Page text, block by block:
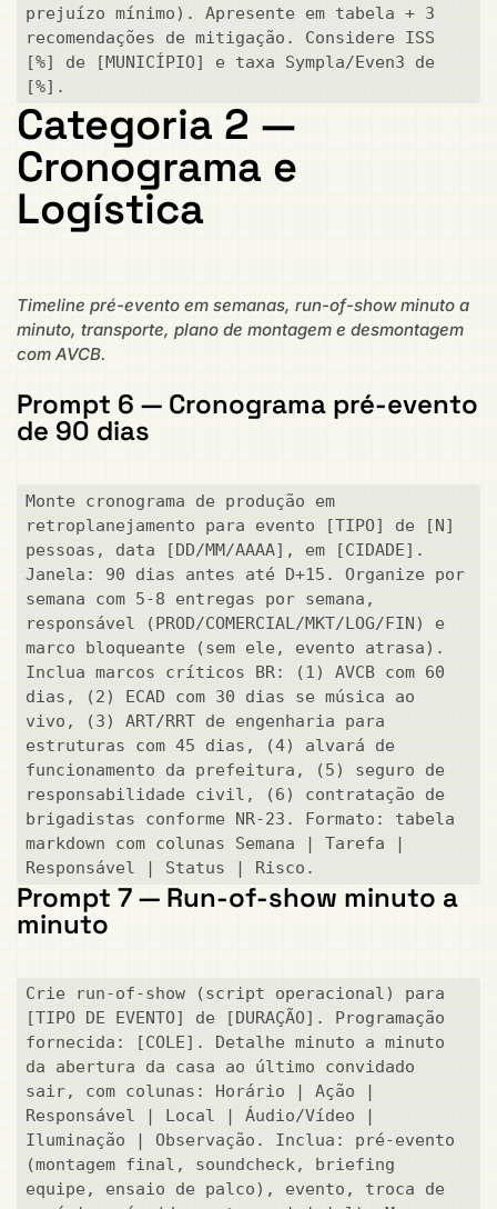
prejuízo mínimo). Apresente em tabela + 3
recomendações de mitigação. Considere ISS
[%] de [MUNICÍPIO] e taxa Sympla/Even3 de
[%].
Categoria 2 —
Cronograma e
Logística
Timeline pré-evento em semanas, run-of-show minuto a
minuto, transporte, plano de montagem e desmontagem
com AVCB.
Prompt 6 — Cronograma pré-evento
de 90 dias
Monte cronograma de produção em
retroplanejamento para evento [TIPO] de [N]
pessoas, data [DD/MM/AAAA], em [CIDADE].
Janela: 90 dias antes até D+15. Organize por
semana com 5-8 entregas por semana,
responsável (PROD/COMERCIAL/MKT/LOG/FIN) e
marco bloqueante (sem ele, evento atrasa).
Inclua marcos críticos BR: (1) AVCB com 60
dias, (2) ECAD com 30 dias se música ao
vivo, (3) ART/RRT de engenharia para
estruturas com 45 dias, (4) alvará de
funcionamento da prefeitura, (5) seguro de
responsabilidade civil, (6) contratação de
brigadistas conforme NR-23. Formato: tabela
markdown com colunas Semana | Tarefa |
Responsável | Status | Risco.
Prompt 7 — Run-of-show minuto a
minuto
Crie run-of-show (script operacional) para
[TIPO DE EVENTO] de [DURAÇÃO]. Programação
fornecida: [COLE]. Detalhe minuto a minuto
da abertura da casa ao último convidado
sair, com colunas: Horário | Ação |
Responsável | Local | Áudio/Vídeo |
Iluminação | Observação. Inclua: pré-evento
(montagem final, soundcheck, briefing
equipe, ensaio de palco), evento, troca de